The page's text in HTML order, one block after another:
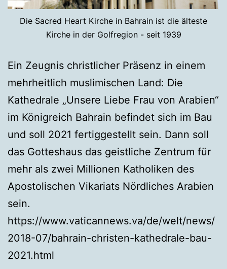
Die Sacred Heart Kirche in Bahrain ist die älteste
Kirche in der Golfregion - seit 1939
Ein Zeugnis christlicher Präsenz in einem
mehrheitlich muslimischen Land: Die
Kathedrale „Unsere Liebe Frau von Arabien“
im Königreich Bahrain befindet sich im Bau
und soll 2021 fertiggestellt sein. Dann soll
das Gotteshaus das geistliche Zentrum für
mehr als zwei Millionen Katholiken des
Apostolischen Vikariats Nördliches Arabien
sein.
https://www.vaticannews.va/de/welt/news/
2018-07/bahrain-christen-kathedrale-bau-
2021.html